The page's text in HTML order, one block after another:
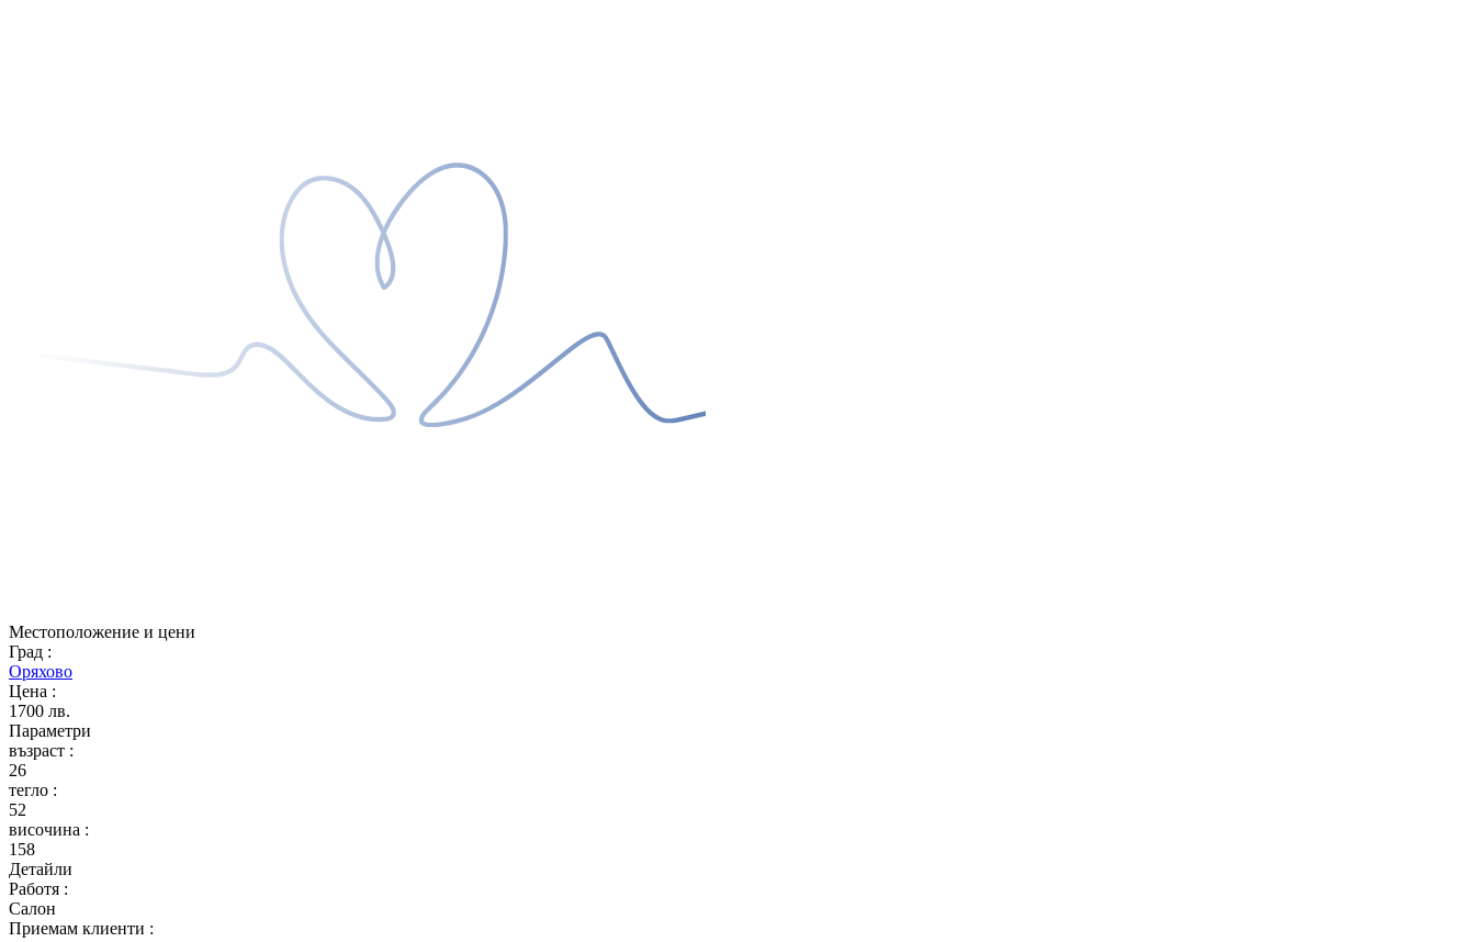
Местоположение и цени
Град :
Оряхово
Цена :
1700 лв.
Параметри
възраст :
26
тегло :
52
височина :
158
Детайли
Работя :
Салон
Приемам клиенти :